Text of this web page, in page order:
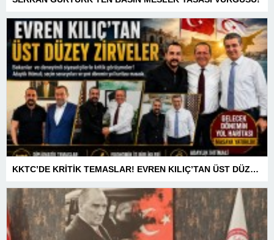
KKTC’DE KRİTİK TEMASLAR! EVREN KILIÇ’TAN ÜST DÜZEY ZİRVELER